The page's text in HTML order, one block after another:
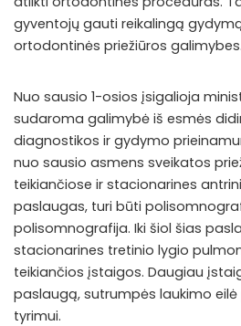
gyventojų gauti reikalingą
ortodontinės priežiūros galimybes.
Nuo sausio 1-osios įsigalioja
sudaroma galimybė iš esmės
diagnostikos ir gydymo
nuo sausio asmens sveikatos
teikiančiose ir stacionarines
paslaugas, turi būti
polisomnografija. Iki šiol šias
stacionarines tretinio lygio
teikiančios įstaigos. Daugiau
paslaugą, sutrumpės laukimo
tyrimui.